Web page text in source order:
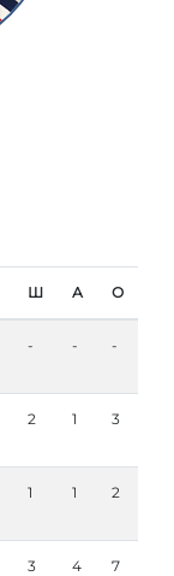
Ш А О
- - -
2 1 3
1 1 2
3 4 7